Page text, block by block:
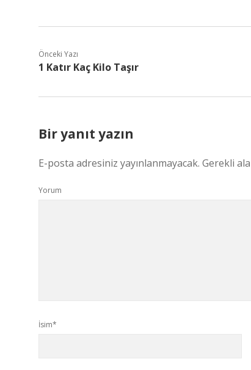
Önceki Yazı
1 Katır Kaç Kilo Taşır
Bir yanıt yazın
E-posta adresiniz yayınlanmayacak. Gerekli
Yorum
İsim*